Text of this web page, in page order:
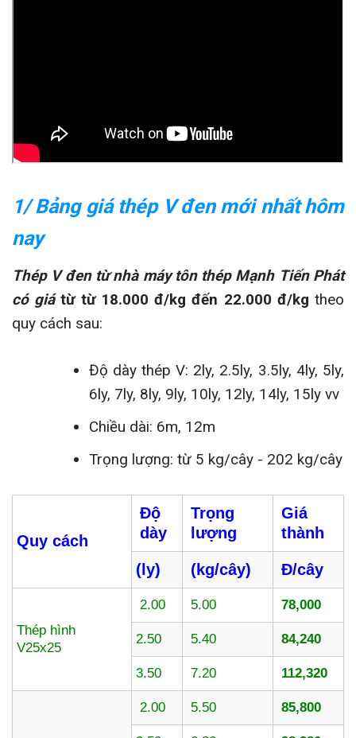
1/ Bảng giá thép V đen mới nhất hôm
nay
Thép V đen từ nhà máy tôn thép Mạnh Tiến Phát
có giátừ từ 18.000 đ/kg đến 22.000 đ/kgtheo
quy cách sau:
Độ dày thép V: 2ly, 2.5ly, 3.5ly, 4ly, 5ly,
6ly, 7ly, 8ly, 9ly, 10ly, 12ly, 14ly, 15ly vv
Chiều dài: 6m, 12m
Trọng lượng: từ 5 kg/cây - 202 kg/cây
Quy cách
Độ
dày
Trọng
lượng
Giá
thành
(ly) (kg/cây) Đ/cây
Thép hình
V25x25
2.00 5.00 78,000
2.50 5.40 84,240
3.50 7.20 112,320
2.00 5.50 85,800